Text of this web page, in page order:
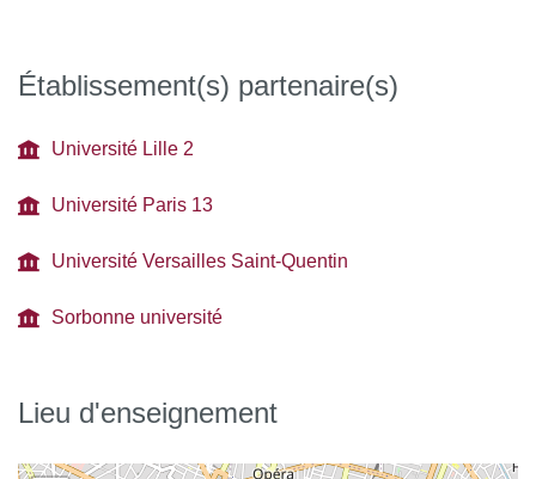
Établissement(s) partenaire(s)
Université Lille 2
Université Paris 13
Université Versailles Saint-Quentin
Sorbonne université
Lieu d'enseignement